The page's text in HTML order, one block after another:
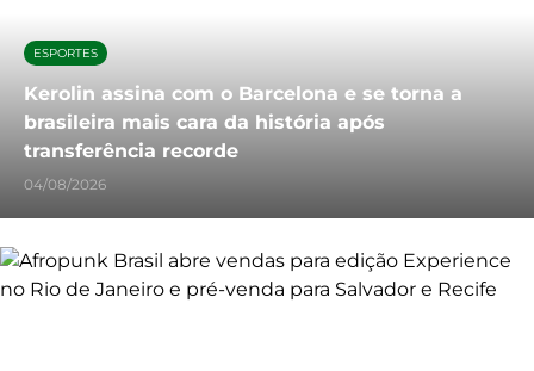
ESPORTES
Kerolin assina com o Barcelona e se torna a
brasileira mais cara da história após
transferência recorde
04/08/2026